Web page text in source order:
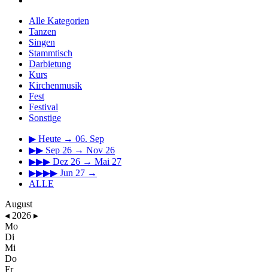
Alle Kategorien
Tanzen
Singen
Stammtisch
Darbietung
Kurs
Kirchenmusik
Fest
Festival
Sonstige
▶ Heute → 06. Sep
▶▶ Sep 26 → Nov 26
▶▶▶ Dez 26 → Mai 27
▶▶▶▶ Jun 27 →
ALLE
August
◂ 2026 ▸
Mo
Di
Mi
Do
Fr